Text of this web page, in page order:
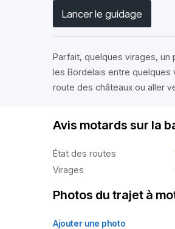
Lancer le guidage
Parfait, quelques virages,
les Bordelais entre quelques
route des châteaux ou aller
Avis motards sur la
État des routes
Virages
Photos du trajet à
Ajouter une photo